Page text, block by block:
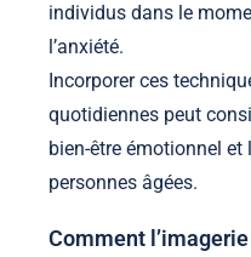
individus dans le
l’anxiété.
Incorporer ces
quotidiennes peut
bien-être émotionnel
personnes âgées.
Comment